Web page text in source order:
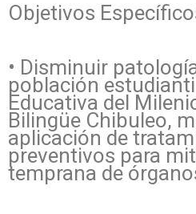
Objetivos
• Disminuir
población
Educativa del
Bilingüe Chibuleo,
aplicación de
preventivos para
temprana de